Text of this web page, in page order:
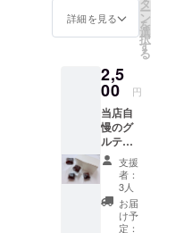
ち上げまし
た
その第一歩
として登録
投稿させて
いただきま
した
よろしけれ
ば実店舗の
をご確
ルテン
フリー
セット
です。
内容 レ
モン
ケーキ2
個 ガ
トー
ショコ
ラ2個
原材料
及び添
加物等
詳細を見る
タ
ー
ン
を
選
択
す
る
2,5
00 円
当店自
慢のグ
ルテン
フリー
焼き菓
子の単
一箱詰
め商品
です。
支援
者：
3人
お届
け予
定：